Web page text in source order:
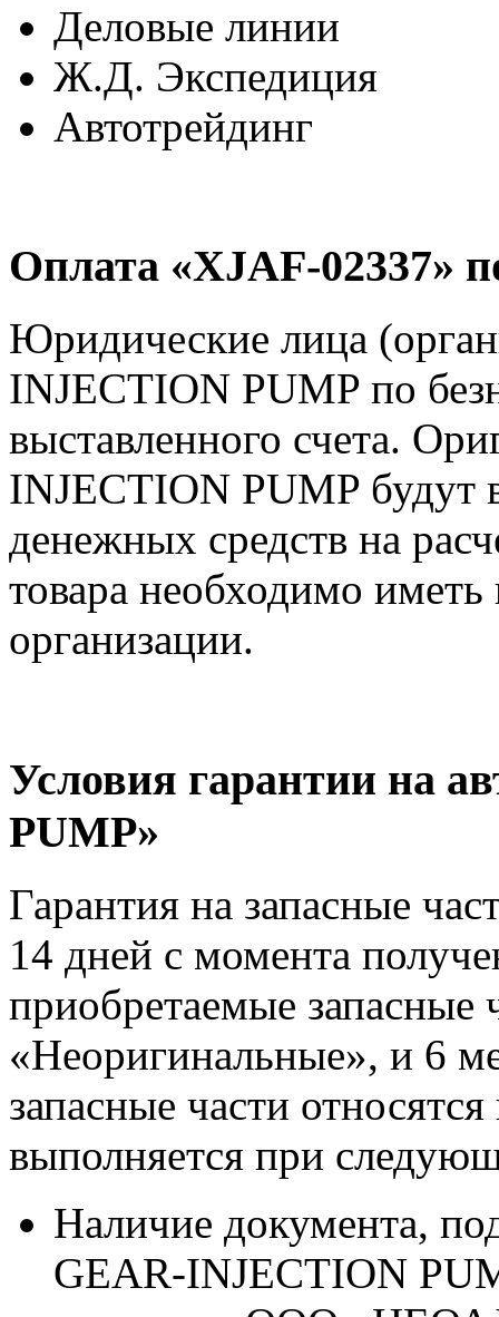
Деловые линии
Ж.Д. Экспедиция
Автотрейдинг
Оплата «XJAF-02337»
Юридические лица
INJECTION PUMP по
выставленного счета.
INJECTION PUMP будут
денежных средств на
товара необходимо иметь
организации.
Условия гарантии на
PUMP»
Гарантия на запасные
14 дней с момента
приобретаемые запасные
«Неоригинальные», и 6
запасные части
выполняется при
Наличие документа,
GEAR-INJECTION